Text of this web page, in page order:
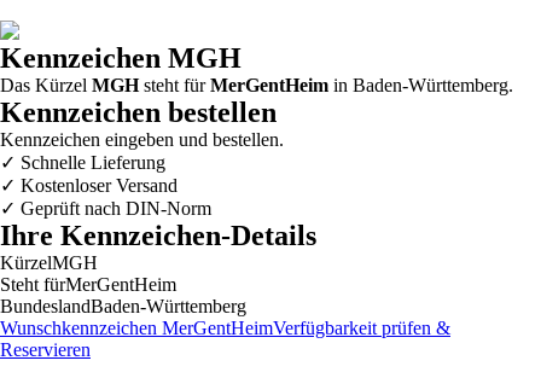
Kennzeichen MGH
Das Kürzel MGHsteht fürMerGentHeim in Baden-Württemberg.
Kennzeichen bestellen
Kennzeichen eingeben und bestellen.
✓ Schnelle Lieferung
✓ Kostenloser Versand
✓ Geprüft nach DIN-Norm
Ihre Kennzeichen-Details
KürzelMGH
Steht fürMerGentHeim
BundeslandBaden-Württemberg
Wunschkennzeichen MerGentHeimVerfügbarkeit prüfen &
Reservieren